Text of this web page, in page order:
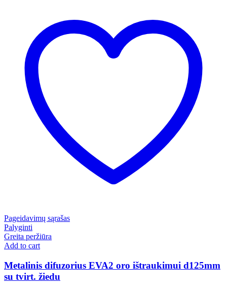
Pageidavimų sąrašas
Palyginti
Greita peržiūra
Add to cart
Metalinis difuzorius EVA2 oro ištraukimui d125mm
su tvirt. žiedu